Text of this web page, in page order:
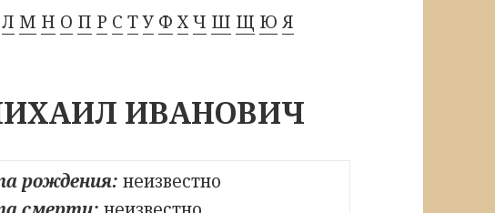
Л М Н О П Р С ТУ Ф Х Ч Ш Щ Ю Я
ИВАНОВИЧ
рождения: неизвестно